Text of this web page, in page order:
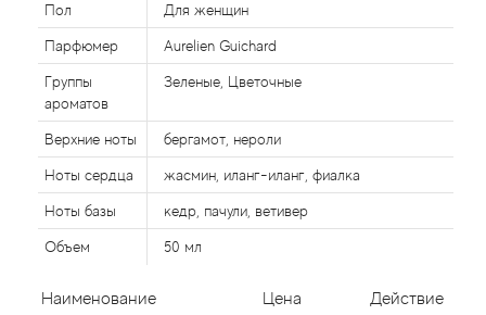
Пол Для женщин
Парфюмер Aurelien Guichard
Группы
ароматов
Зеленые, Цветочные
Верхние ноты бергамот, нероли
Ноты сердца жасмин, иланг-иланг, фиалка
Ноты базы кедр, пачули, ветивер
Объем 50 мл
Наименование Цена Действие
Alexandre Barthet
Alexandre J
Alfred Dunhill
Alyson Oldoini
Alyssa Ashley
American Crew